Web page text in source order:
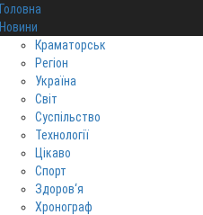
Головна
Новини
Краматорськ
Регіон
Україна
Світ
Суспільство
Технології
Цікаво
Спорт
Здоров‘я
Хронограф